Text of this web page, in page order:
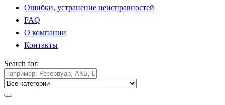
Ошибки, устранение неисправностей
FAQ
О компании
Контакты
Search for: